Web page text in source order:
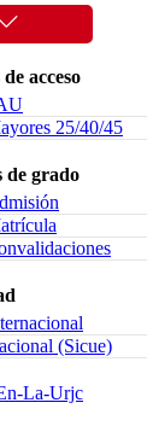
acceso
25/40/45
de grado
(Sicue)
La-Urjc